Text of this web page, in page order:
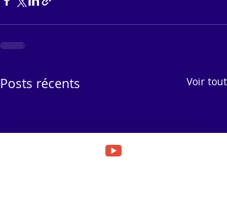
Posts récents Voir tout